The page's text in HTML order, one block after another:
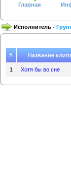
Главная
Исполнитель -
# Название
1 Хотя бы во сне